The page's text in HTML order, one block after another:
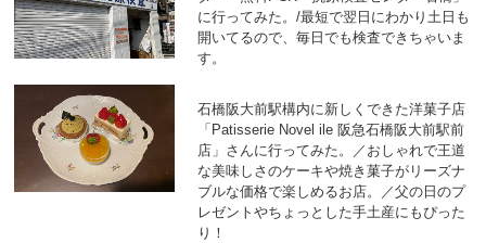
に行ってみた。/最短で翌日にわかり土日も
開いてるので、毎日でも検査できちゃいま
す。
石橋阪大前駅構内に新しくできた洋菓子店
「Patisserie Novel ile 阪急石橋阪大前駅前
店」さんに行ってみた。／おしゃれで王道
な美味しさのケーキや焼き菓子がリーズナ
ブルな価格で楽しめるお店。／父の日のプ
レゼントやちょっとした手土産にもぴった
り！